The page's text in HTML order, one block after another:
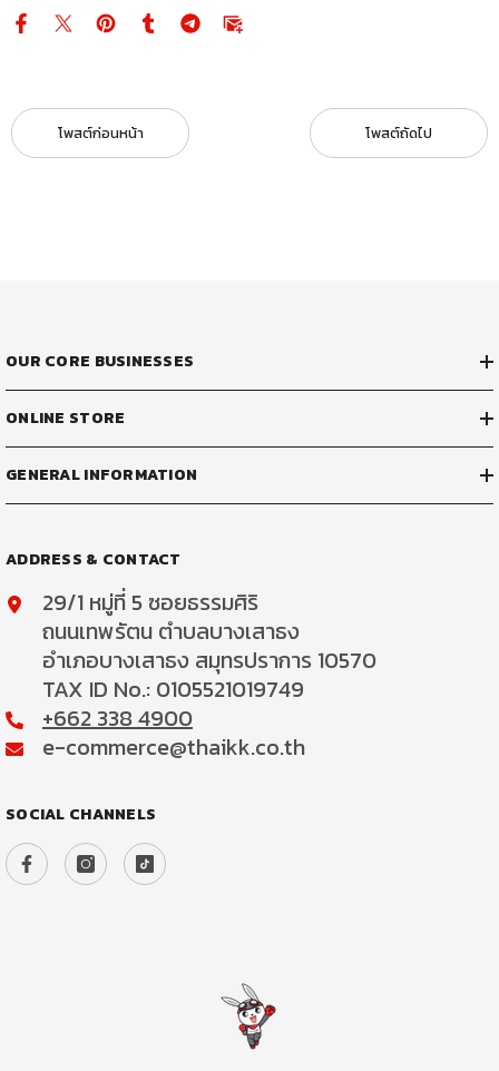
โพสต์ก่อนหน้า โพสต์ถัดไป
OUR CORE BUSINESSES
ONLINE STORE
GENERAL INFORMATION
ADDRESS & CONTACT
29/1 หมู่ที่ 5 ซอยธรรมศิริ
ถนนเทพรัตน ตำบลบางเสาธง
อำเภอบางเสาธง สมุทรปราการ 10570
TAX ID No.: 0105521019749
+662 338 4900
e-commerce@thaikk.co.th
SOCIAL CHANNELS